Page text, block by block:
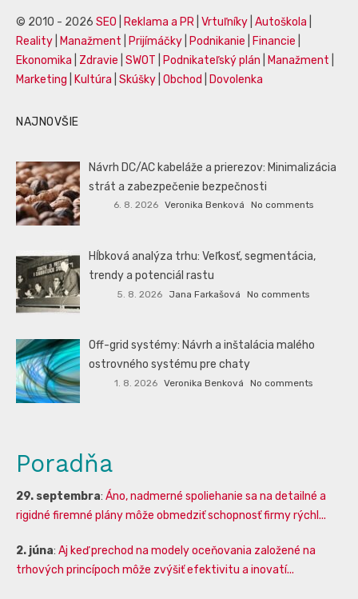
© 2010 - 2026 SEO Reklama a PR Vrtuľníky Autoškola
Reality
Manažment Prijímáčky Podnikanie Financie
Ekonomika
Zdravie SWOT Podnikateľský plán Manažment
Marketing
Kultúra Skúšky Obchod Dovolenka
NAJNOVŠIE
Návrh DC/AC kabeláže a prierezov: Minimalizácia
strát a zabezpečenie bezpečnosti
6. 8. 2026 Veronika Benková No comments
Hĺbková analýza trhu: Veľkosť, segmentácia,
trendy a potenciál rastu
5. 8. 2026 Jana Farkašová No comments
Off-grid systémy: Návrh a inštalácia malého
ostrovného systému pre chaty
1. 8. 2026 Veronika Benková No comments
Poradňa
29. septembra: Áno, nadmerné spoliehanie sa na detailné a
rigidné firemné plány môže obmedziť schopnosť firmy rýchl...
2. júna: Aj keď prechod na modely oceňovania založené na
trhových princípoch môže zvýšiť efektivitu a inovatí...